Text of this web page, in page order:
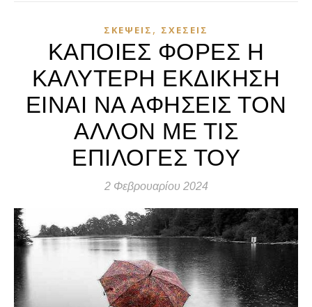
ΣΚΈΨΕΙΣ , ΣΧΈΣΕΙΣ
ΚΑΠΟΙΕΣ ΦΟΡΕΣ Η
ΚΑΛΥΤΕΡΗ ΕΚΔΙΚΗΣΗ
ΕΙΝΑΙ ΝΑ ΑΦΗΣΕΙΣ ΤΟΝ
ΑΛΛΟΝ ΜΕ ΤΙΣ
ΕΠΙΛΟΓΕΣ ΤΟΥ
2 Φεβρουαρίου 2024